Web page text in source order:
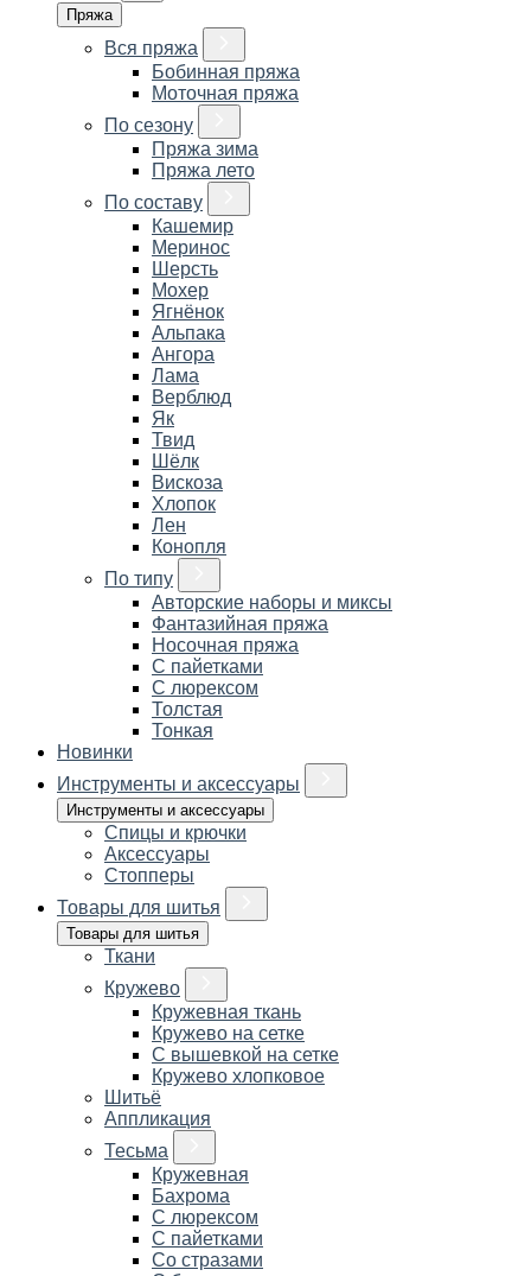
Пряжа
Вся пряжа
Бобинная пряжа
Моточная пряжа
По сезону
Пряжа зима
Пряжа лето
По составу
Кашемир
Меринос
Шерсть
Мохер
Ягнёнок
Альпака
Ангора
Лама
Верблюд
Як
Твид
Шёлк
Вискоза
Хлопок
Лен
Конопля
По типу
Авторские наборы и миксы
Фантазийная пряжа
Носочная пряжа
С пайетками
С люрексом
Толстая
Тонкая
Новинки
Инструменты и аксессуары
Инструменты и аксессуары
Спицы и крючки
Аксессуары
Стопперы
Товары для шитья
Товары для шитья
Ткани
Кружево
Кружевная ткань
Кружево на сетке
С вышевкой на сетке
Кружево хлопковое
Шитьё
Аппликация
Тесьма
Кружевная
Бахрома
С люрексом
С пайетками
Со стразами